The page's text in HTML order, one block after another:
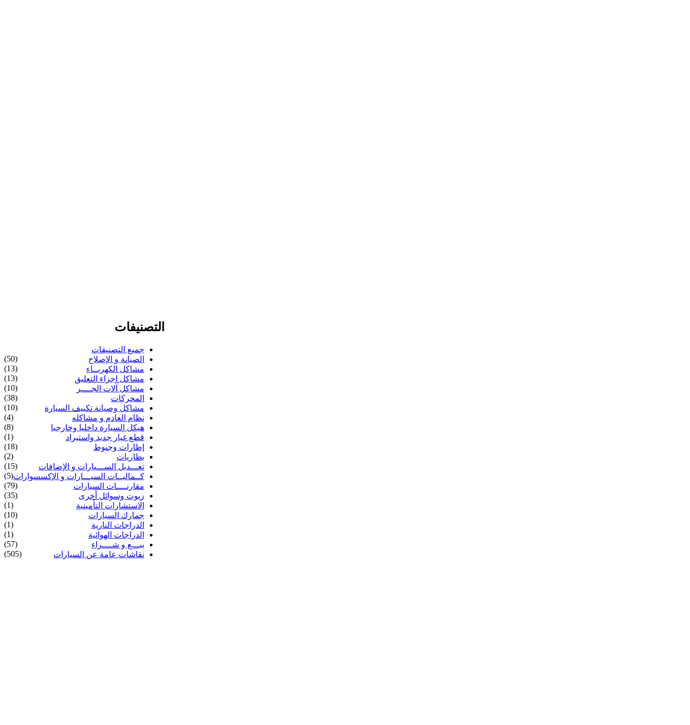
التصنيفات
جميع التصنيفات
الصيانة و الإصلاح
(50)
مشاكل الكهربــاء
(13)
مشاكل اجزاء التعليق
(13)
مشاكل آلات الجــــر
(10)
المحركات
(38)
مشاكل وصيانة تكييف السيارة
(10)
نظام العادم و مشاكله
(4)
هيكل السيارة داخليا وخارجيا
(8)
قطع غيار جديد واستيراد
(1)
إطارات وجنوط
(18)
بطاريات
(2)
تعـــديل الســـيارات و الإضافات
(15)
كــماليــات السيـــارات و الإكسسوارات(5)
مقارنــــات السيارات
(79)
زيوت وسوائل أخرى
(35)
الاستشارات التأمينية
(1)
جمارك السيارات
(10)
الدراجات النارية
(1)
الدراجات الهوائية
(1)
بيـــع و شــــراء
(57)
نقاشات عامة عن السيارات
(505)